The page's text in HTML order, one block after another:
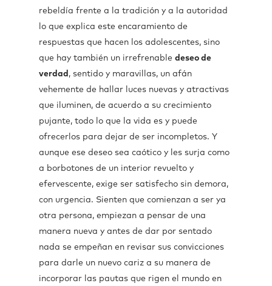
rebeldía frente a la tradición y a la autoridad
lo que explica este encaramiento de
respuestas que hacen los adolescentes, sino
que hay también un irrefrenable deseo de
verdad , sentido y maravillas, un afán
vehemente de hallar luces nuevas y atractivas
que iluminen, de acuerdo a su crecimiento
pujante, todo lo que la vida es y puede
ofrecerlos para dejar de ser incompletos. Y
aunque ese deseo sea caótico y les surja como
a borbotones de un interior revuelto y
efervescente, exige ser satisfecho sin demora,
con urgencia. Sienten que comienzan a ser ya
otra persona, empiezan a pensar de una
manera nueva y antes de dar por sentado
nada se empeñan en revisar sus convicciones
para darle un nuevo cariz a su manera de
incorporar las pautas que rigen el mundo en